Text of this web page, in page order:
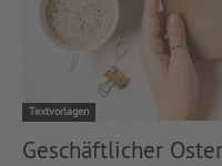
Textvorlagen
Geschäftlicher